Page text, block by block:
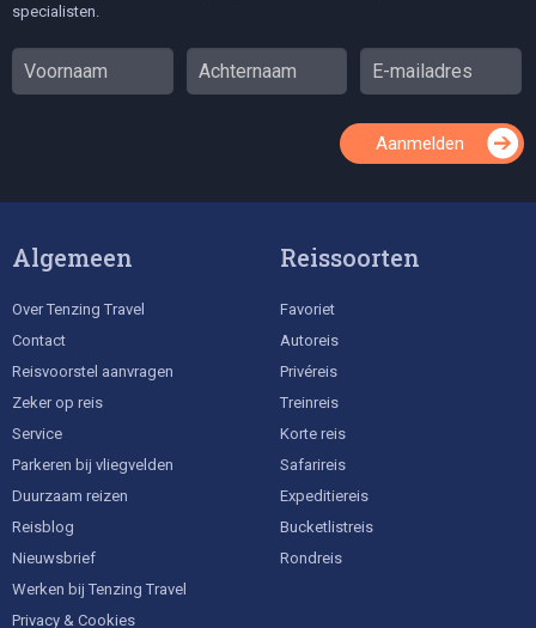
specialisten.
Aanmelden
Algemeen
Over Tenzing Travel
Contact
Reisvoorstel aanvragen
Zeker op reis
Service
Parkeren bij vliegvelden
Duurzaam reizen
Reisblog
Nieuwsbrief
Werken bij Tenzing Travel
Privacy & Cookies
Reissoorten
Favoriet
Autoreis
Privéreis
Treinreis
Korte reis
Safarireis
Expeditiereis
Bucketlistreis
Rondreis